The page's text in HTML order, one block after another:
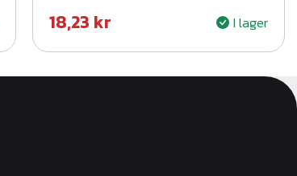
18,23 kr I lager